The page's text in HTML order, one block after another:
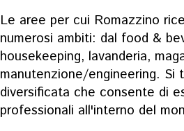
Le aree per cui Romazzino
numerosi ambiti: dal food &
housekeeping, lavanderia,
manutenzione/engineering.
diversificata che consente di
professionali all'interno del